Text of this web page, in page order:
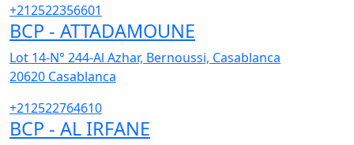
+212522356601
BCP - ATTADAMOUNE
Lot 14-N° 244-Al Azhar, Bernoussi, Casablanca
20620 Casablanca
+212522764610
BCP - AL IRFANE